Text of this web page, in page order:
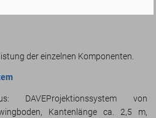
der einzelnen Komponenten.
DAVEProjektionssystem von
Kantenlänge ca. 2,5 m,